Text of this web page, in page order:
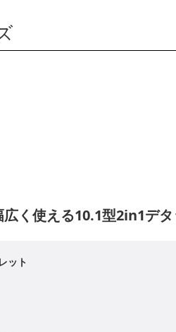
く使える10.1型2in1デ
ット